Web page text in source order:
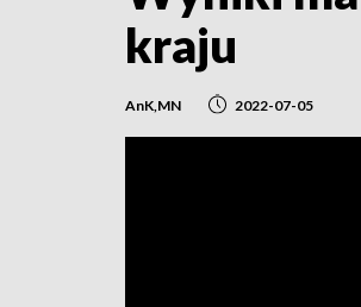
kraju
AnK,MN 2022-07-05